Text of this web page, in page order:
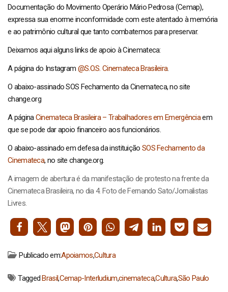
Documentação do Movimento Operário Mário Pedrosa (Cemap),
expressa sua enorme inconformidade com este atentado à memória
e ao patrimônio cultural que tanto combatemos para preservar.
Deixamos aqui alguns links de apoio à Cinemateca:
A página do Instagram @S.O.S. Cinemateca Brasileira.
O abaixo-assinado SOS Fechamento da Cinemateca, no site
change.org
A páginaCinemateca Brasileira – Trabalhadores em Emergênciaem
que se pode dar apoio financeiro aos funcionários.
O abaixo-assinado em defesa da instituição SOS Fechamento da
Cinemateca, no site change.org.
A imagem de abertura é da manifestação de protesto na frente da
Cinemateca Brasileira, no dia 4. Foto de Fernando Sato/Jornalistas
Livres.
Publicado em:Apoiamos,Cultura
TaggedBrasil,Cemap-Interludium,cinemateca,Cultura,São Paulo